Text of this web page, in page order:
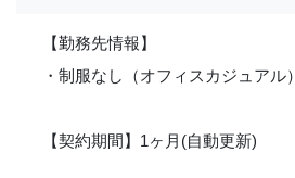
【勤務先情報】
・制服なし（オフィスカジュアル）
【契約期間】1ヶ月(自動更新)